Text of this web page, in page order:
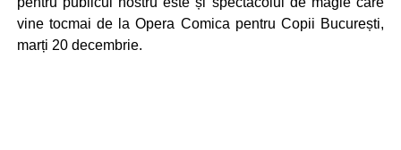
vine tocmai de la Opera Comica pentru Copii București,
marți 20 decembrie.